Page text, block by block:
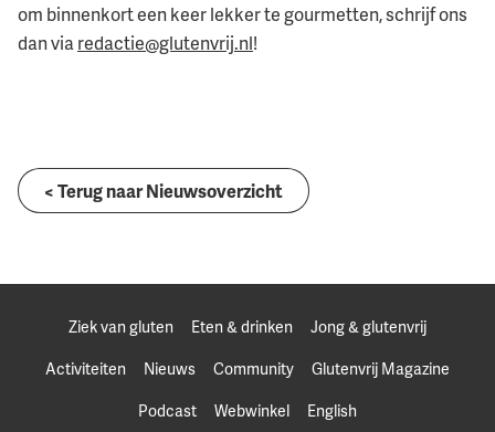
om binnenkort een keer lekker te gourmetten, schrijf ons
dan viaredactie@glutenvrij.nl!
< Terug naar Nieuwsoverzicht
Ziek van gluten Eten & drinken
Jong & glutenvrij
Activiteiten
Nieuws Community
Glutenvrij Magazine
Podcast
Webwinkel English